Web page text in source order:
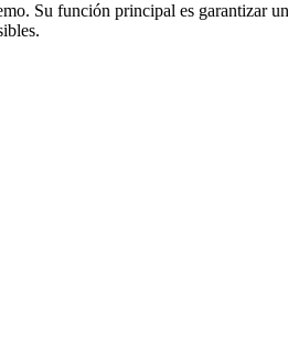
Su función principal es garantizar